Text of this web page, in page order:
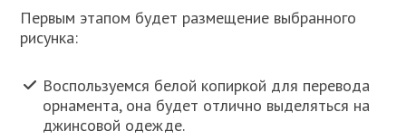
Первым этапом будет размещение выбранного
рисунка:
Воспользуемся белой копиркой для перевода
орнамента, она будет отлично выделяться на
джинсовой одежде.